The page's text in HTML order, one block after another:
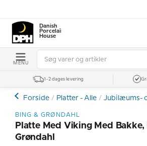
Danish
Porcelain
House
MENU
1-2 dages levering
Forside Platter - Alle Jubilæums-
BING & GRØNDAHL
Platte Med Viking Med Bakke,
Grøndahl